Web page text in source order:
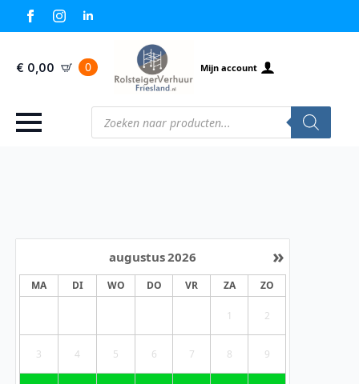
€ 0,00 0 Mijn account
Producten
zoeken
»
augustus2026
MA DI WO DO VR ZA ZO
1 2
3 4 5 6 7 8 9